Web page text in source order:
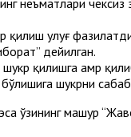
неъматлари
улуғ
дейилган.
шукр қилишга амр
шукрни
машҳур